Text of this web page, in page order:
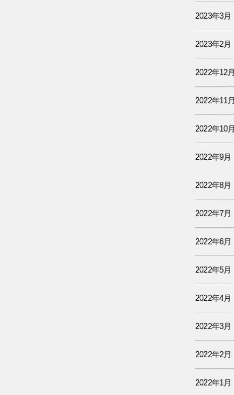
2023年3月
2023年2月
2022年12月
2022年11月
2022年10月
2022年9月
2022年8月
2022年7月
2022年6月
2022年5月
2022年4月
2022年3月
2022年2月
2022年1月